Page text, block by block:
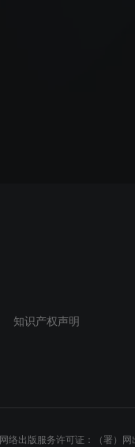
知识产权声明
网络出版服务许可证：（署）